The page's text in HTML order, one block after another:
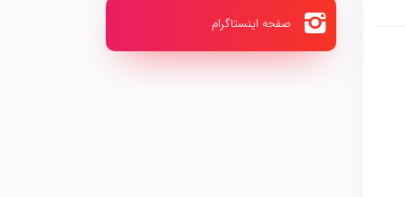
صفحه اینستاگرام